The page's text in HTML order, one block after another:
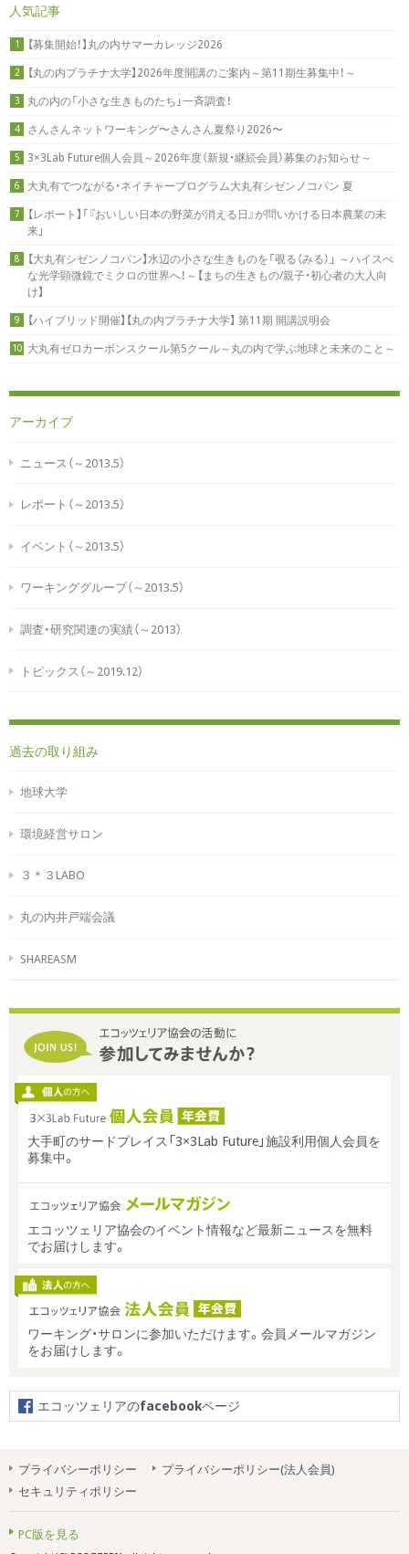
人気記事
1 【募集開始！】丸の内サマーカレッジ2026
2 【丸の内プラチナ大学】2026年度開講のご案内～第11期生募集中！～
3 丸の内の「小さな生きものたち」一斉調査！
4 さんさんネットワーキング〜さんさん夏祭り2026〜
5 3×3Lab Future個人会員～2026年度（新規・継続会員）募集のお知らせ～
6 大丸有でつながる・ネイチャープログラム大丸有シゼンノコパン 夏
7
【レポート】「『おいしい日本の野菜が消える日』が問いかける日本農業の未
来」
8
【大丸有シゼンノコパン】水辺の小さな生きものを「覗る（みる）」 ～ハイスぺ
な光学顕微鏡でミクロの世界へ！～【まちの生きもの/親子・初心者の大人向
け】
9 【ハイブリッド開催】【丸の内プラチナ大学】 第11期 開講説明会
10 大丸有ゼロカーボンスクール第5クール～丸の内で学ぶ地球と未来のこと～
アーカイブ
ニュース（～2013.5）
レポート（～2013.5）
イベント（～2013.5）
ワーキンググループ（～2013.5）
調査・研究関連の実績（～2013）
トピックス（～2019.12）
過去の取り組み
地球大学
環境経営サロン
３＊３LABO
丸の内井戸端会議
SHAREASM
大手町のサードプレイス「3×3Lab Future」施設利用個人会員を
募集中。
エコッツェリア協会のイベント情報など最新ニュースを無料
でお届けします。
ワーキング・サロンに参加いただけます。会員メールマガジン
をお届けします。
エコッツェリアのfacebookページ
プライバシーポリシー
プライバシーポリシー(法人会員)
セキュリティポリシー
PC版を見る